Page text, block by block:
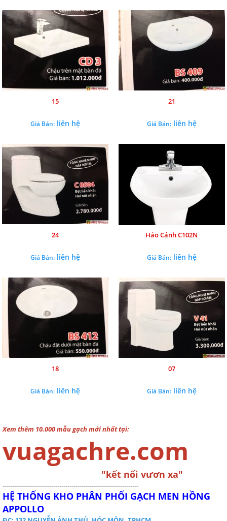
15
Giá Bán: liên hệ
21
Giá Bán:liên hệ
24
Giá Bán: liên hệ
Hảo Cảnh C102N
Giá Bán:liên hệ
18
Giá Bán: liên hệ
07
Giá Bán:liên hệ
Xem thêm 10.000 mẫu gạch mới nhất tại:
vuagachre.com
"kết nối vươn xa"
-------------------------------------------------------------------
HỆ THỐNG KHO PHÂN PHỐI GẠCH MEN HỒNG
APPOLLO